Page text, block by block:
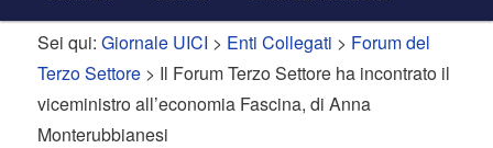
contenuto
principale
contenuto
secondario
Sei qui:Giornale UICI > Enti Collegati > Forum del
Terzo Settore > Il Forum Terzo Settore ha incontrato il
viceministro all’economia Fascina, di Anna
Monterubbianesi